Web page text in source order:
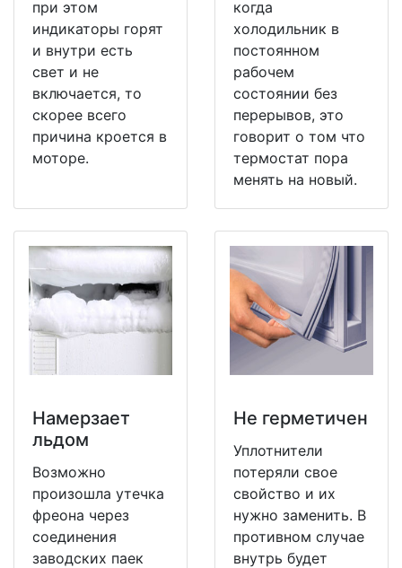
при этом
индикаторы горят
и внутри есть
свет и не
включается, то
скорее всего
причина кроется в
моторе.
когда
холодильник в
постоянном
рабочем
состоянии без
перерывов, это
говорит о том что
термостат пора
менять на новый.
Намерзает
льдом
Возможно
произошла утечка
фреона через
соединения
заводских паек
Не герметичен
Уплотнители
потеряли свое
свойство и их
нужно заменить. В
противном случае
внутрь будет